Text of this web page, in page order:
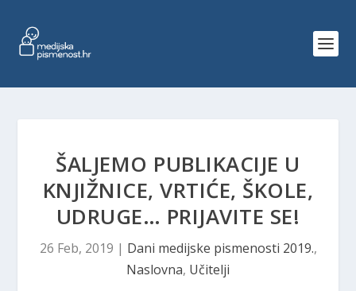
ŠALJEMO PUBLIKACIJE U
KNJIŽNICE, VRTIĆE, ŠKOLE,
UDRUGE… PRIJAVITE SE!
26 Feb, 2019 | Dani medijske pismenosti 2019.,
Naslovna, Učitelji